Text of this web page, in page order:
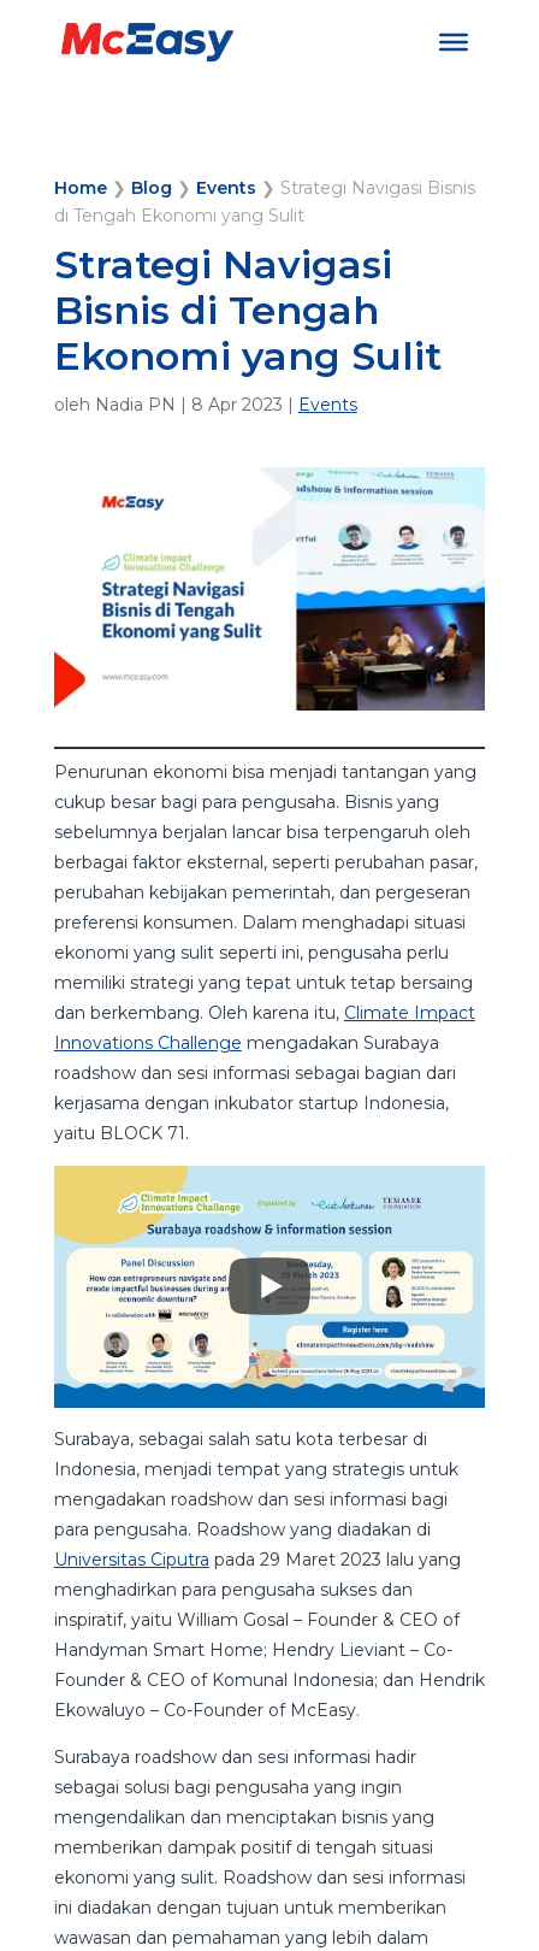
Home❯ Blog ❯ Events ❯ Strategi Navigasi Bisnis
di Tengah Ekonomi yang Sulit
Strategi Navigasi
Bisnis di Tengah
Ekonomi yang Sulit
oleh Nadia PN | 8 Apr 2023 | Events
Penurunan ekonomi bisa menjadi tantangan yang
cukup besar bagi para pengusaha. Bisnis yang
sebelumnya berjalan lancar bisa terpengaruh oleh
berbagai faktor eksternal, seperti perubahan pasar,
perubahan kebijakan pemerintah, dan pergeseran
preferensi konsumen. Dalam menghadapi situasi
ekonomi yang sulit seperti ini, pengusaha perlu
memiliki strategi yang tepat untuk tetap bersaing
dan berkembang. Oleh karena itu, Climate Impact
Innovations Challenge mengadakan Surabaya
roadshow dan sesi informasi sebagai bagian dari
kerjasama dengan inkubator startup Indonesia,
yaitu BLOCK 71.
Surabaya, sebagai salah satu kota terbesar di
Indonesia, menjadi tempat yang strategis untuk
mengadakan roadshow dan sesi informasi bagi
para pengusaha. Roadshow yang diadakan di
Universitas Ciputra pada 29 Maret 2023 lalu yang
menghadirkan para pengusaha sukses dan
inspiratif, yaitu William Gosal – Founder & CEO of
Handyman Smart Home; Hendry Lieviant – Co-
Founder & CEO of Komunal Indonesia; dan Hendrik
Ekowaluyo – Co-Founder of McEasy.
Surabaya roadshow dan sesi informasi hadir
sebagai solusi bagi pengusaha yang ingin
mengendalikan dan menciptakan bisnis yang
memberikan dampak positif di tengah situasi
ekonomi yang sulit. Roadshow dan sesi informasi
ini diadakan dengan tujuan untuk memberikan
wawasan dan pemahaman yang lebih dalam